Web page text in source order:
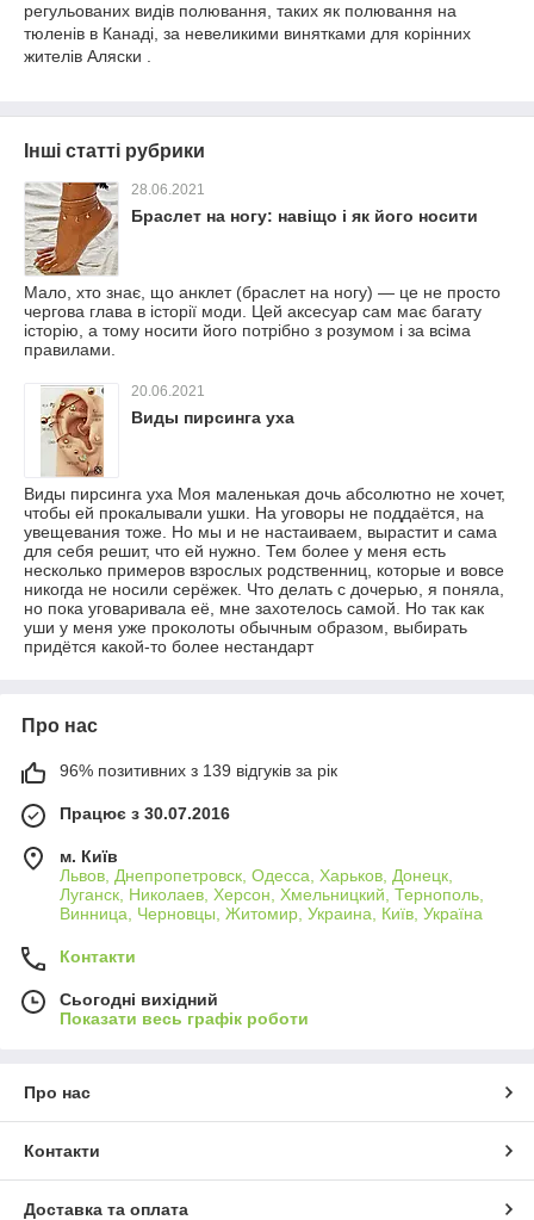
регульованих видів полювання, таких як полювання на
тюленів в Канаді, за невеликими винятками для корінних
жителів Аляски .
Інші статті рубрики
28.06.2021
Браслет на ногу: навіщо і як його носити
Мало, хто знає, що анклет (браслет на ногу) — це не просто
чергова глава в історії моди. Цей аксесуар сам має багату
історію, а тому носити його потрібно з розумом і за всіма
правилами.
20.06.2021
Виды пирсинга уха
Виды пирсинга уха Моя маленькая дочь абсолютно не хочет,
чтобы ей прокалывали ушки. На уговоры не поддаётся, на
увещевания тоже. Но мы и не настаиваем, вырастит и сама
для себя решит, что ей нужно. Тем более у меня есть
несколько примеров взрослых родственниц, которые и вовсе
никогда не носили серёжек. Что делать с дочерью, я поняла,
но пока уговаривала её, мне захотелось самой. Но так как
уши у меня уже проколоты обычным образом, выбирать
придётся какой-то более нестандарт
Про нас
96% позитивних з 139 відгуків за рік
Працює з 30.07.2016
м. Київ
Львов, Днепропетровск, Одесса, Харьков, Донецк,
Луганск, Николаев, Херсон, Хмельницкий, Тернополь,
Винница, Черновцы, Житомир, Украина, Київ, Україна
Контакти
Сьогодні вихідний
Показати весь графік роботи
Про нас
Контакти
Доставка та оплата